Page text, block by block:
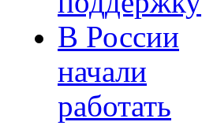
В России
начали
работать